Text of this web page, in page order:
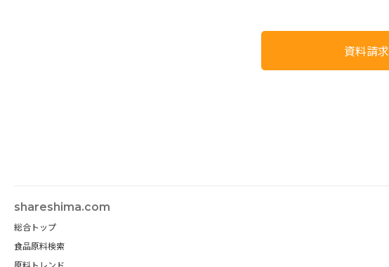
資料請求
shareshima.com
総合トップ
食品原料検索